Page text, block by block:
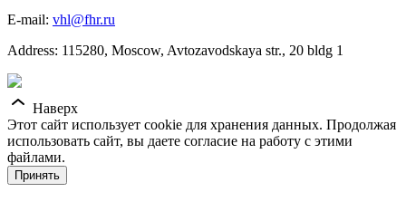
E-mail: vhl@fhr.ru
Address: 115280, Moscow, Avtozavodskaya str., 20 bldg 1
Наверх
Этот сайт использует cookie для хранения данных. Продолжая
использовать сайт, вы даете согласие на работу с этими
файлами.
Принять